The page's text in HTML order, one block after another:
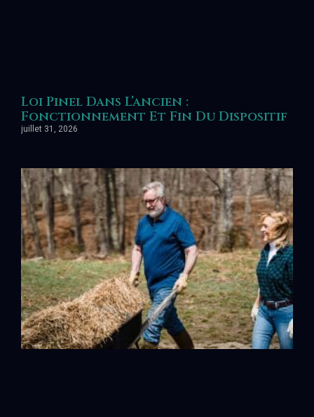
Loi Pinel Dans L’ancien :
Fonctionnement Et Fin Du Dispositif
juillet 31, 2026